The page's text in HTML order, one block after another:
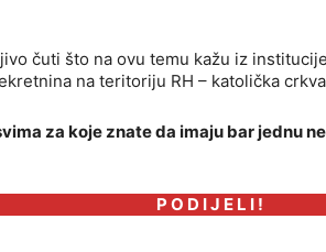
čuti što na ovu temu kažu iz
na teritoriju RH – katolička
za koje znate da imaju bar jednu
P O D I J E L I !